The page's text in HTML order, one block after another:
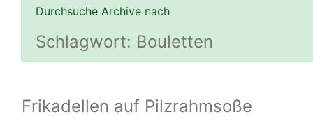
Durchsuche Archive nach
Schlagwort: Bouletten
Frikadellen auf Pilzrahmsoße